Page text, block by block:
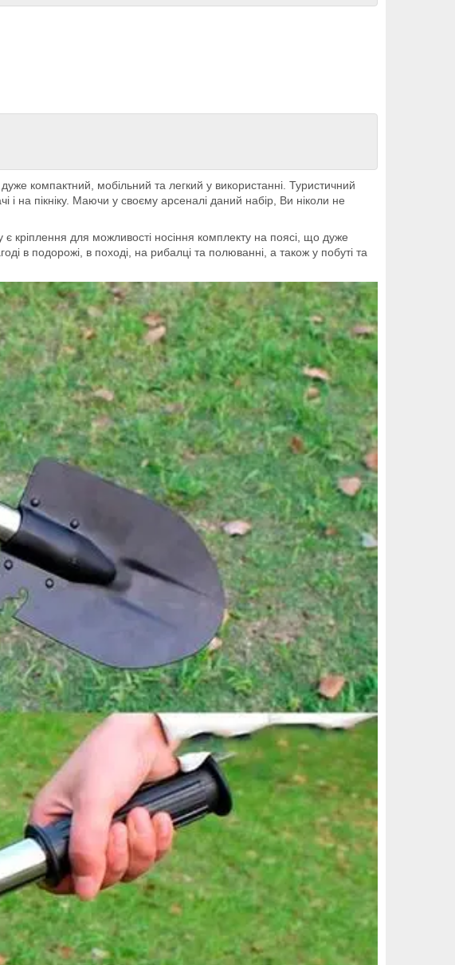
компактний, мобільний та легкий у використанні. Туристичний
і на пікніку. Маючи у своєму арсеналі даний набір, Ви ніколи не
кріплення для можливості носіння комплекту на поясі, що дуже
в подорожі, в поході, на рибалці та полюванні, а також у побуті та